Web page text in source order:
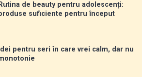
de beauty pentru adolescenți:
suficiente pentru început
pentru seri în care vrei calm, dar nu